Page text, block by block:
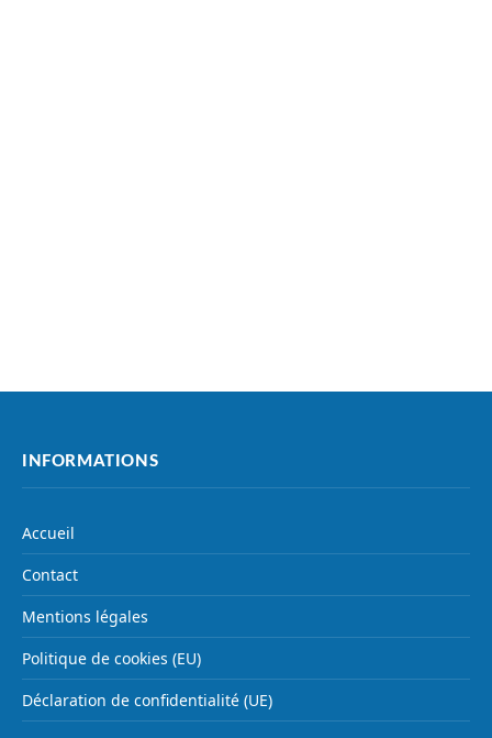
INFORMATIONS
Accueil
Contact
Mentions légales
Politique de cookies (EU)
Déclaration de confidentialité (UE)